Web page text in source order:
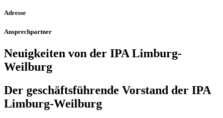
Adresse
Ansprechpartner
Neuigkeiten von der IPA Limburg-
Weilburg
Der geschäfts­führende Vorstand der IPA
Limburg-Weilburg